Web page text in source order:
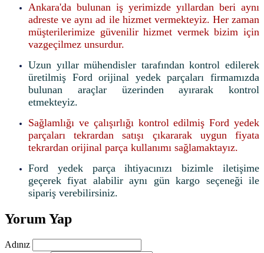
Ankara'da bulunan iş yerimizde yıllardan beri aynı
adreste ve aynı ad ile hizmet vermekteyiz. Her zaman
müşterilerimize güvenilir hizmet vermek bizim için
vazgeçilmez unsurdur.
Uzun yıllar mühendisler tarafından kontrol edilerek
üretilmiş Ford orijinal yedek parçaları firmamızda
bulunan araçlar üzerinden ayırarak kontrol
etmekteyiz.
Sağlamlığı ve çalışırlığı kontrol edilmiş Ford yedek
parçaları tekrardan satışı çıkararak uygun fiyata
tekrardan orijinal parça kullanımı sağlamaktayız.
Ford yedek parça ihtiyacınızı bizimle iletişime
geçerek fiyat alabilir aynı gün kargo seçeneği ile
sipariş verebilirsiniz.
Yorum Yap
Adınız